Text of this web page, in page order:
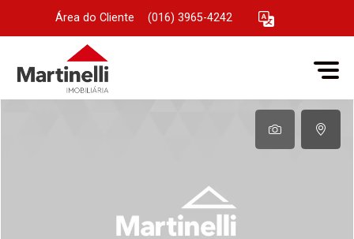
Área do Cliente (016) 3965-4242